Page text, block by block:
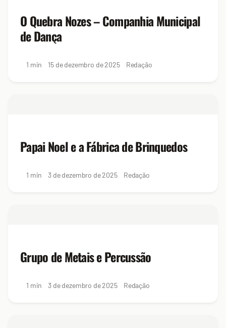
O Quebra Nozes – Companhia Municipal
de Dança
1 min 15 de dezembro de 2025 Redação
Papai Noel e a Fábrica de Brinquedos
1 min 3 de dezembro de 2025 Redação
Grupo de Metais e Percussão
1 min 3 de dezembro de 2025 Redação